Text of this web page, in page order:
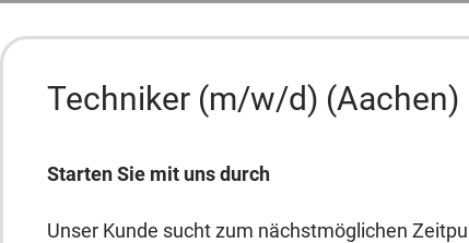
Techniker (m/w/d) (Aachen)
Starten Sie mit uns durch
Unser Kunde sucht zum nächstmöglichen